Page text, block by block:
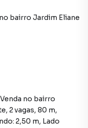
no bairro Jardim Eliane
no bairro
2,50 m, Lado